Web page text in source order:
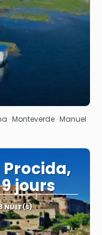
· Monteverde · Manuel
Procida,
jours
NUIT(S)